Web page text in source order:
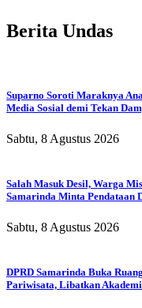
Berita Undas
Suparno Soroti Maraknya
Media Sosial demi Tekan
Sabtu, 8 Agustus 2026
Salah Masuk Desil, Warga
Samarinda Minta Pendataan
Sabtu, 8 Agustus 2026
DPRD Samarinda Buka
Pariwisata, Libatkan